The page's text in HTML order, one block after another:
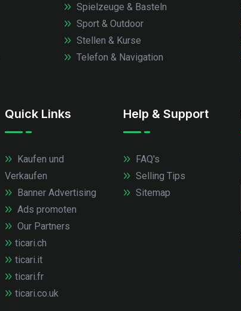
Spielzeuge & Basteln
Sport & Outdoor
Stellen & Kurse
Telefon & Navigation
Quick Links
Kaufen und
Verkaufen
Banner Advertising
Ads promoten
Our Partners
ticari.ch
ticari.it
ticari.fr
ticari.co.uk
Help & Support
FAQ's
Selling Tips
Sitemap